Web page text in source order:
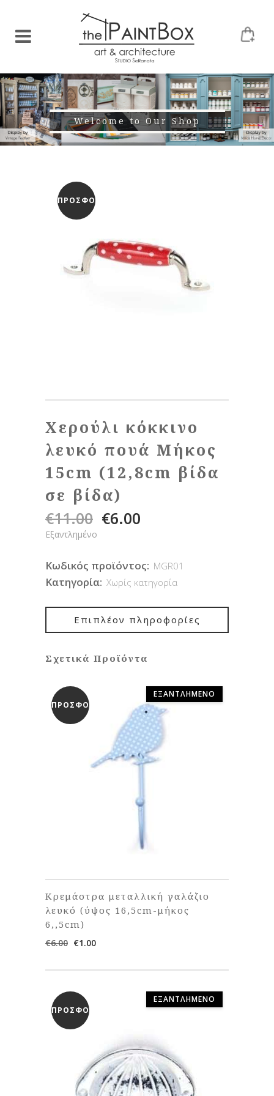
Welcome to Our Shop
ΠΡΟΣΦΟΡΆ
Χερούλι κόκκινο
λευκό πουά Μήκος
15cm (12,8cm βίδα
σε βίδα)
€11.00
Original
€6.00
€6.00.
Εξαντλημένο
Κωδικός προϊόντος: MGR01
Κατηγορία: Χωρίς κατηγορία
Επιπλέον πληροφορίες
Σχετικά Προϊόντα
ΠΡΟΣΦΟΡΆ
ΕΞΑΝΤΛΗΜΈΝΟ
Κρεμάστρα μεταλλική γαλάζιο
λευκό (ύψος 16,5cm-μήκος
6,,5cm)
€6.00 Original
was:
€1.00Η
τιμή
ΠΡΟΣΦΟΡΆ
ΕΞΑΝΤΛΗΜΈΝΟ